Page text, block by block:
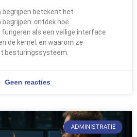
begrijpen betekent het
ontdek hoe
als een veilige interface
de kernel, en waarom ze
besturingssysteem.
Geen reacties
ADMINISTRATIE